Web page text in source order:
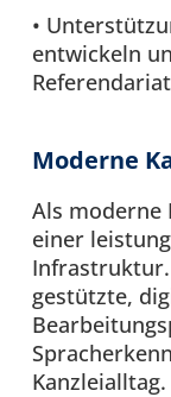
•
entwickeln
Moderne
Als moderne
einer
Infrastruktur.
gestützte,
Kanzleialltag.